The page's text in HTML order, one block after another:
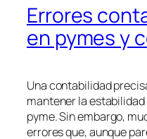
Errores
en pymes y
Una contabilidad
mantener la
pyme. Sin embargo,
errores que, aunque